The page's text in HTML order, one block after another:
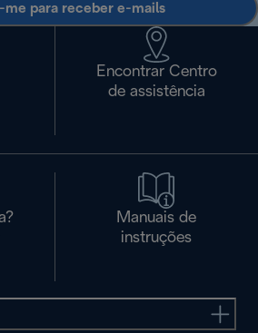
me para receber e-mails
Encontrar Centro
de assistência
Manuais de
instruções